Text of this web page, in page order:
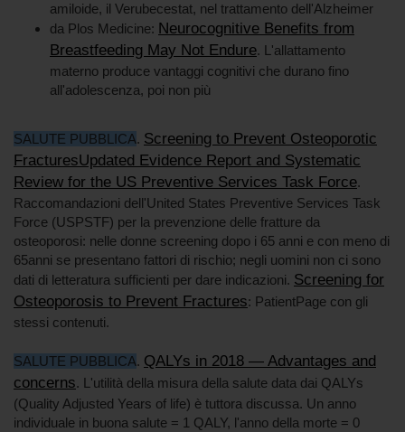
amiloide, il Verubecestat, nel trattamento dell'Alzheimer
da Plos Medicine: Neurocognitive Benefits from
Breastfeeding May Not Endure. L'allattamento
materno produce vantaggi cognitivi che durano fino
all'adolescenza, poi non più
SALUTE PUBBLICA. Screening to Prevent Osteoporotic
FracturesUpdated Evidence Report and Systematic
Review for the US Preventive Services Task Force.
Raccomandazioni dell'United States Preventive Services Task
Force (USPSTF) per la prevenzione delle fratture da
osteoporosi: nelle donne screening dopo i 65 anni e con meno di
65anni se presentano fattori di rischio; negli uomini non ci sono
dati di letteratura sufficienti per dare indicazioni. Screening for
Osteoporosis to Prevent Fractures: PatientPage con gli
stessi contenuti.
SALUTE PUBBLICA. QALYs in 2018 — Advantages and
concerns. L'utilità della misura della salute data dai QALYs
(Quality Adjusted Years of life) è tuttora discussa. Un anno
individuale in buona salute = 1 QALY, l'anno della morte = 0